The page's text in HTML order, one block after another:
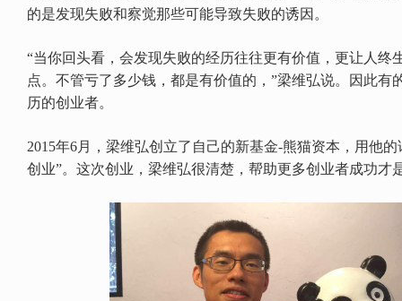
的是发现失败和察觉那些可能导致失败的诱因。
“当你回头看，会发现失败的经历往往更有价值，更让人终
点。不管亏了多少钱，都是有价值的，”梁维弘说。因此有
历的创业者。
2015年6月，梁维弘创立了自己的新基金-熊猫资本，用他
创业”。这次创业，梁维弘很清楚，帮助更多创业者成功才